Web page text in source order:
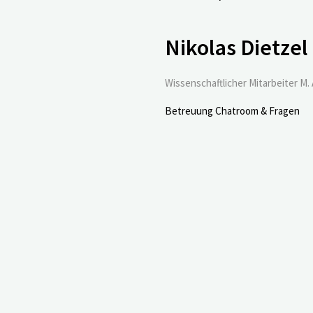
Nikolas Dietzel
Wissenschaftlicher Mitarbeiter M.
Betreuung Chatroom & Fragen
Study“ (Nonnenstudie) aus Minnesota (USA) kennen.
waren. Die „Nonnenstudie“ liefert für die
der Ordensschwestern spannende Ergebnisse.